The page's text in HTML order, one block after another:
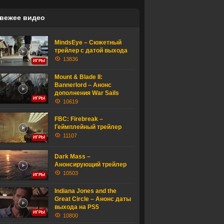
видео
ИГРЫ
MindsEye – Сюжетный
трейлер с датой выхода
13836
ИГРЫ
Mount & Blade II:
Bannerlord – Анонс
дополнения War Sails
10619
ИГРЫ
FBC: Firebreak –
Геймплейный трейлер
11107
ИГРЫ
Dark Mass –
Анонсирующий трейлер
10503
ИГРЫ
Indiana Jones and the
Great Circle – Анонс даты
выхода на PS5
10800